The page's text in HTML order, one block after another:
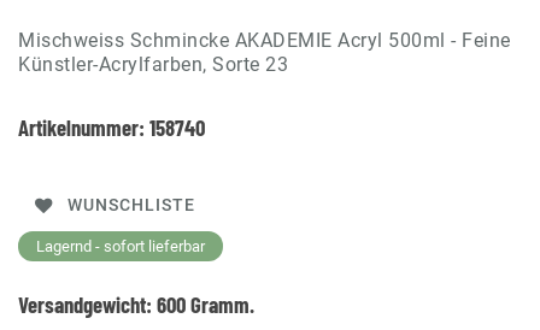
Mischweiss Schmincke AKADEMIE Acryl 500ml - Feine
Künstler-Acrylfarben, Sorte 23
Artikelnummer: 158740
WUNSCHLISTE
Lagernd - sofort lieferbar
Versandgewicht: 600Gramm.